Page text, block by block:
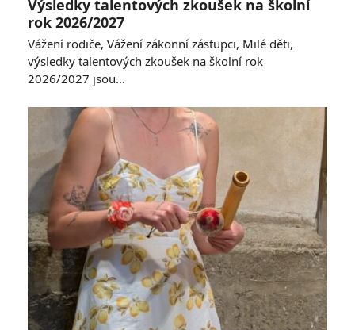
Výsledky talentových zkoušek na školní
rok 2026/2027
Vážení rodiče, Vážení zákonní zástupci, Milé děti,
výsledky talentových zkoušek na školní rok
2026/2027 jsou…